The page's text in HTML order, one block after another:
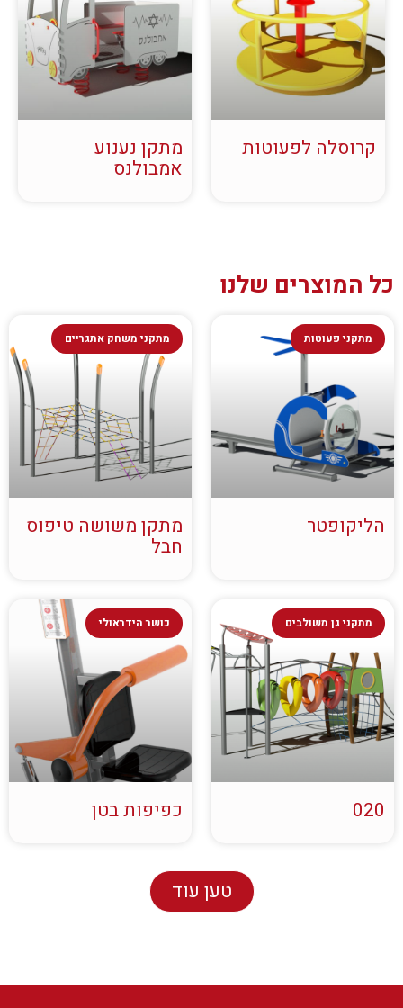
קרוסלה לפעוטות מתקן נענוע
אמבולנס
כל המוצרים שלנו
מתקני פעוטות
הליקופטר
מתקני משחק אתגריים
מתקן משושה טיפוס
חבל
מתקני גן משולבים
020
כושר הידראולי
כפיפות בטן
טען עוד